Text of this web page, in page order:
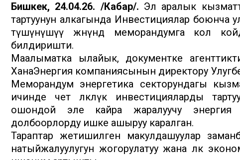
Бишкек, 24.04.26. /Кабар/. Эл аралык
тартуунун алкагында Инвестициялар боюнча
түшүнүшүү жөнүндө меморандумга кол
билдиришти.
Маалыматка ылайык, документке
ХанаЭнергия компаниясынын директору
Меморандум энергетика секторундагы
ичинде чет өлкөлүк инвестицияларды
ошондой эле кайра жаралуучу энергия
долбоорлорду ишке ашыруу каралган.
Тараптар жетишилген макулдашуулар
натыйжалуулугун жогорулатуу жана өлкө